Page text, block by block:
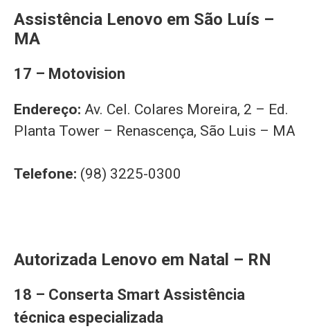
Assistência Lenovo em São Luís –
MA
17 – Motovision
Endereço: Av. Cel. Colares Moreira, 2 – Ed.
Planta Tower – Renascença, São Luis – MA
Telefone: (98) 3225-0300
Autorizada Lenovo em Natal – RN
18 – Conserta Smart Assistência
técnica especializada